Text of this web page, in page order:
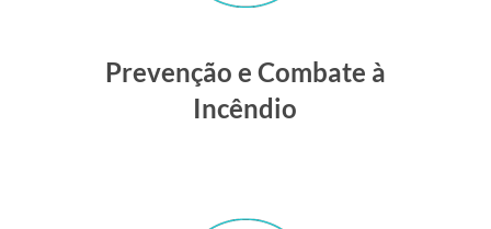
Prevenção e Combate à
Incêndio